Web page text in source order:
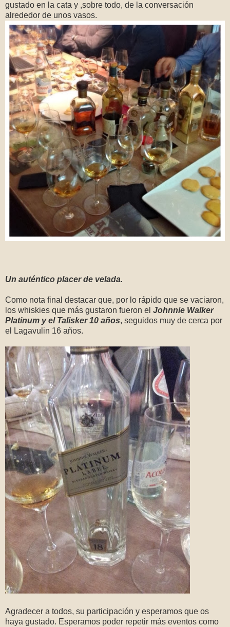
gustado en la cata y ,sobre todo, de la conversación
alrededor de unos vasos.
Un auténtico placer de velada.
Como nota final destacar que, por lo rápido que se vaciaron,
los whiskies que más gustaron fueron el Johnnie Walker
Platinum y el Talisker 10 años, seguidos muy de cerca por
el Lagavulin 16 años.
Agradecer a todos, su participación y esperamos que os
haya gustado. Esperamos poder repetir más eventos como